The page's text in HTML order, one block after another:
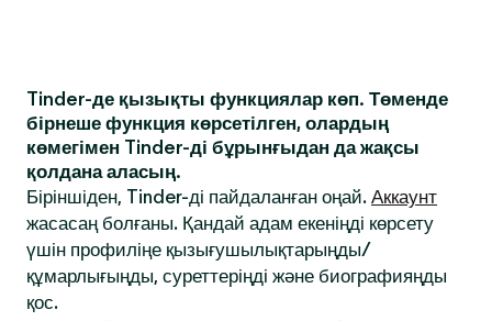
Tinder-де қызықты функциялар көп. Төменде
бірнеше функция көрсетілген, олардың
көмегімен Tinder-ді бұрынғыдан да жақсы
қолдана аласың.
Біріншіден, Tinder-ді пайдаланған оңай. Аккаунт
жасасаң болғаны. Қандай адам екеніңді көрсету
үшін профиліңе қызығушылықтарыңды/
құмарлығыңды, суреттеріңді және биографияңды
қос.